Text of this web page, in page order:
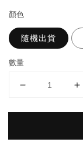
顏色
隨機出貨
數量